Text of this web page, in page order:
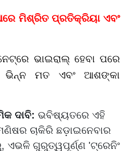
ମିଶ୍ରିତ ପ୍ରତିକ୍ରିୟା ଏବଂ
ଭାଇରାଲ୍ ହେବା ପରେ
ମତ ଏବଂ ଆଶଙ୍କା
ଦାବି: ଭବିଷ୍ୟତରେ ଏହି
ଚାକିରି ଛଡ଼ାଇନେବାର
ଏଭଳି ଗୁରୁତ୍ୱପୂର୍ଣ୍ଣ 'ଟ୍ରେନିଂ